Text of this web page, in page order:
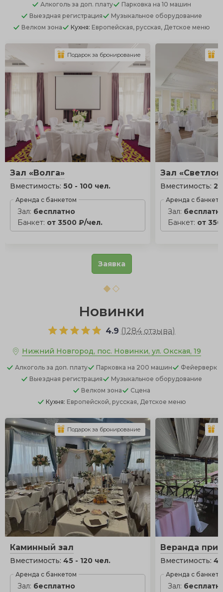
Алкоголь за доп. плату Парковка на 10 машин
Выездная регистрация
Музыкальное оборудование
Велком зона
Кухня: Европейская, русская, Детское меню
Зал «Волга»
Вместимость: 50 - 100 чел.
Аренда с банкетом
Зал: бесплатно
Банкет: от 3500 ₽/чел.
Подарок за бронирование
Зал
Вместимость:
Аренда с
Зал:
Банкет: от
Заявка
Новинки
4.9 (1284 отзыва)
Нижний Новгород, пос. Новинки, ул. Окская, 19
Алкоголь за доп. плату Парковка на 200 машин
Фейерверк
Выездная регистрация
Музыкальное оборудование
Велком зона
Сцена
Кухня: Европейской, русская, Детское меню
Каминный зал
Вместимость: 45 - 120 чел.
Аренда с банкетом
Зал: бесплатно
Подарок за бронирование
Веранда при
Вместимость:
Аренда с
Зал: